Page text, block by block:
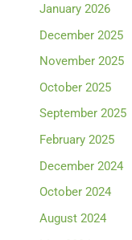
January 2026
December 2025
November 2025
October 2025
September 2025
February 2025
December 2024
October 2024
August 2024